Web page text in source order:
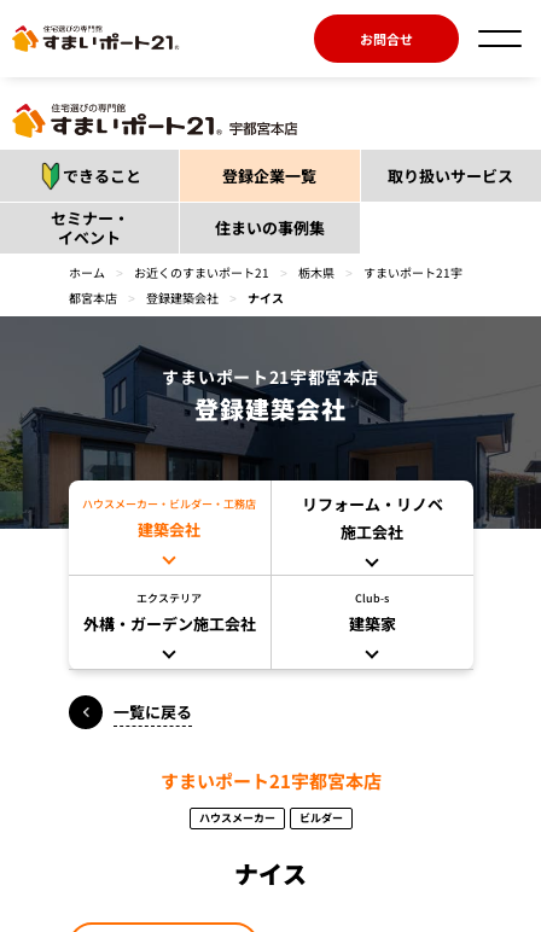
お問合せ
できること 登録企業一覧
取り扱いサービス
セミナー・
イベント
住まいの事例集
ホーム > お近くのすまいポート21 > 栃木県 >
すまいポート21宇
都宮本店
> 登録建築会社 > ナイス
すまいポート21宇都宮本店
登録建築会社
ハウスメーカー・ビルダー・工務店
建築会社
リフォーム・リノベ
施工会社
エクステリア
外構・ガーデン施工会社
Club-s
建築家
一覧に戻る
すまいポート21宇都宮本店
ハウスメーカー ビルダー
ナイス